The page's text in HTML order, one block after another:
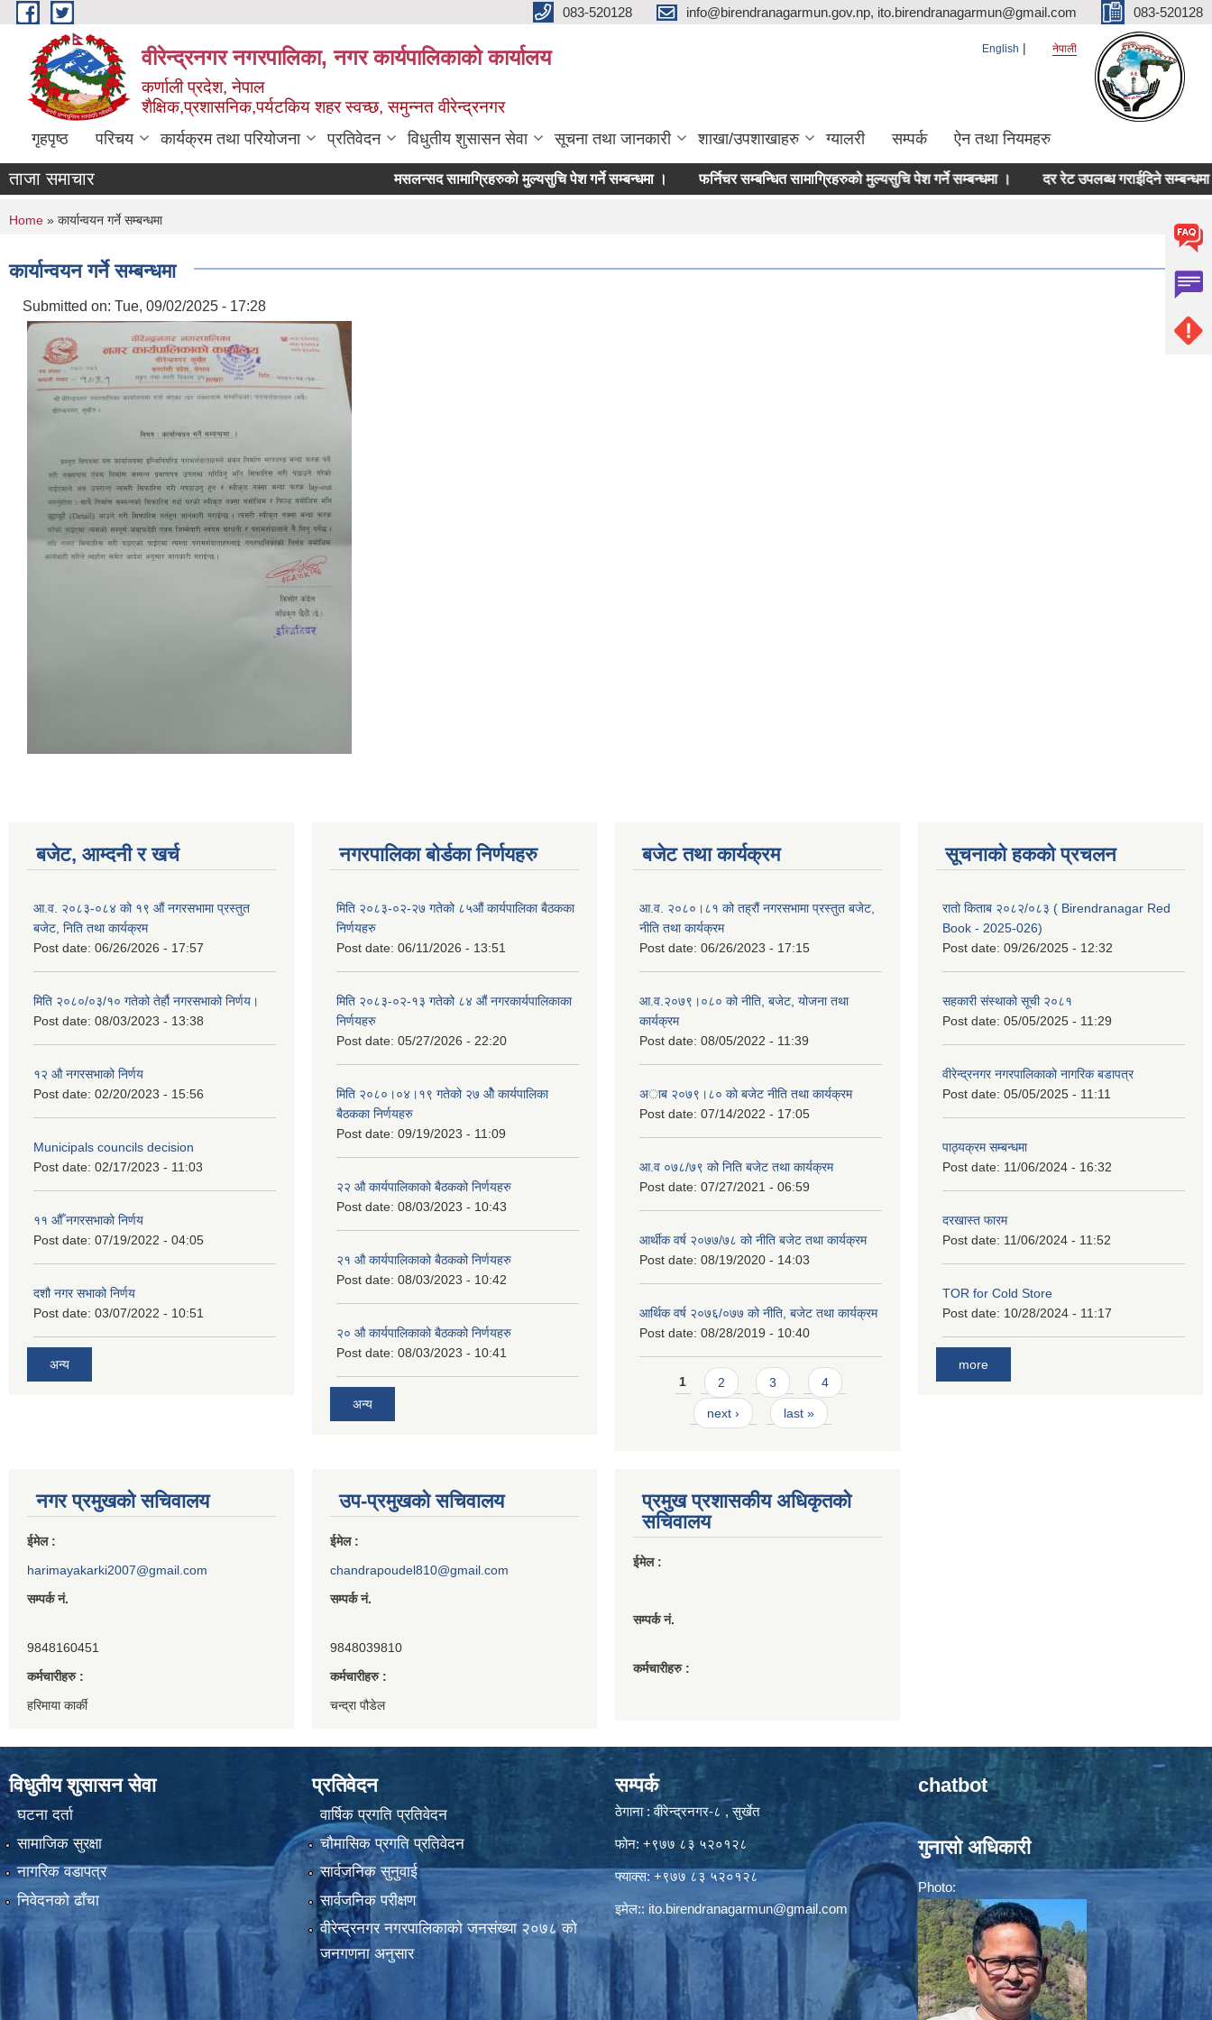
Skip to main content 083-520128 info@birendranagarmun.gov.np, ito.birendranagarmun@gmail.com 083-520128
वीरेन्द्रनगर नगरपालिका, नगर कार्यपालिकाको कार्यालय
कर्णाली प्रदेश, नेपाल
शैक्षिक,प्रशासनिक,पर्यटकिय शहर स्वच्छ, समुन्नत वीरेन्द्रनगर
English नेपाली
गृहपृष्ठ परिचय कार्यक्रम तथा परियोजना प्रतिवेदन विधुतीय शुसासन सेवा सूचना तथा जानकारी शाखा/उपशाखाहरु ग्यालरी सम्पर्क ऐन तथा नियमहरु
ताजा समाचार मसलन्सद सामाग्रिहरुको मुल्यसुचि पेश गर्ने सम्बन्धमा । फर्निचर सम्बन्धित सामाग्रिहरुको मुल्यसुचि पेश गर्ने सम्बन्धमा । दर रेट उपलब्ध गराईदिने सम्बन्धमा ।
You are here
Home » कार्यान्वयन गर्ने सम्बन्धमा
कार्यान्वयन गर्ने सम्बन्धमा
Submitted on: Tue, 09/02/2025 - 17:28
बजेट, आम्दनी र खर्च
आ.व. २०८३-०८४ को १९ औं नगरसभामा प्रस्तुत
बजेट, निति तथा कार्यक्रम
Post date: 06/26/2026 - 17:57
मिति २०८०/०३/१० गतेको तेर्हौ नगरसभाको निर्णय।
Post date: 08/03/2023 - 13:38
१२ औ नगरसभाको निर्णय
Post date: 02/20/2023 - 15:56
Municipals councils decision
Post date: 02/17/2023 - 11:03
११ ‌औँ नगरसभाको निर्णय
Post date: 07/19/2022 - 04:05
दशौ नगर सभाको निर्णय
Post date: 03/07/2022 - 10:51
अन्य
नगरपालिका बोर्डका निर्णयहरु
मिति २०८३-०२-२७ गतेको ८५औं कार्यपालिका बैठकका
निर्णयहरु
Post date: 06/11/2026 - 13:51
मिति २०८३-०२-१३ गतेको ८४ औं नगरकार्यपालिकाका
निर्णयहरु
Post date: 05/27/2026 - 22:20
मिति २०८०।०४।१९ गतेको २७ ‌‍‌ओेै कार्यपालिका
बैठकका निर्णयहरु
Post date: 09/19/2023 - 11:09
२‍२ औ कार्यपालिकाको बैठकको निर्णयहरु
Post date: 08/03/2023 - 10:43
२‍१ औ कार्यपालिकाको बैठकको निर्णयहरु
Post date: 08/03/2023 - 10:42
२‍० औ कार्यपालिकाको बैठकको निर्णयहरु
Post date: 08/03/2023 - 10:41
अन्य
बजेट तथा कार्यक्रम
आ.व. २०८०।८१ को तह्रौं नगरसभामा प्रस्तुत बजेट,
नीति तथा कार्यक्रम
Post date: 06/26/2023 - 17:15
आ.व.२०७९।०८० को नीति, बजेट, योजना तथा
कार्यक्रम
Post date: 08/05/2022 - 11:39
अाब २०७९।८० काे बजेट नीति तथा कार्यक्रम
Post date: 07/14/2022 - 17:05
आ.व ०७८/७९ को निति बजेट तथा कार्यक्रम
Post date: 07/27/2021 - 06:59
आर्थीक वर्ष २०७७/७८ को नीति बजेट तथा कार्यक्रम
Post date: 08/19/2020 - 14:03
आर्थिक वर्ष २०७६/०७७ को नीति, बजेट तथा कार्यक्रम
Post date: 08/28/2019 - 10:40
Pages
1 2 3 4
next › last »
सूचनाको हकको प्रचलन
रातो किताब २०८२/०८३ ( Birendranagar Red
Book - 2025-026)
Post date: 09/26/2025 - 12:32
सहकारी संस्थाको सूची २०८१
Post date: 05/05/2025 - 11:29
वीरेन्द्रनगर नगरपालिकाको नागरिक बडापत्र
Post date: 05/05/2025 - 11:11
पाठ्यक्रम सम्बन्धमा
Post date: 11/06/2024 - 16:32
दरखास्त फारम
Post date: 11/06/2024 - 11:52
TOR for Cold Store
Post date: 10/28/2024 - 11:17
more
नगर प्रमुखको सचिवालय
ईमेल :
harimayakarki2007@gmail.com
सम्पर्क नं.
9848160451
कर्मचारीहरु :
हरिमाया कार्की
उप-प्रमुखको सचिवालय
ईमेल :
chandrapoudel810@gmail.com
सम्पर्क नं.
9848039810
कर्मचारीहरु :
चन्द्रा पौडेल
प्रमुख प्रशासकीय अधिकृतको
सचिवालय
ईमेल :
सम्पर्क नं.
कर्मचारीहरु :
विधुतीय शुसासन सेवा
घटना दर्ता
सामाजिक सुरक्षा
नागरिक वडापत्र
निवेदनको ढाँचा
प्रतिवेदन
वार्षिक प्रगति प्रतिवेदन
चौमासिक प्रगति प्रतिवेदन
सार्वजनिक सुनुवाई
सार्वजनिक परीक्षण
वीरेन्द्रनगर नगरपालिकाकाे जनसंख्या २०७८ काे
जनगणना अनुसार
सम्पर्क
ठेगाना : वीरेन्द्रनगर-८ , सुर्खेत
फोन: +९७७ ८३ ५२०१२८
फ्याक्स: +९७७ ८३ ५२०१२८
इमेल:: ito.birendranagarmun@gmail.com
chatbot
गुनासो अधिकारी
Photo: